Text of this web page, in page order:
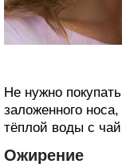
Не нужно
заложенного
тёплой воды с
Ожирение